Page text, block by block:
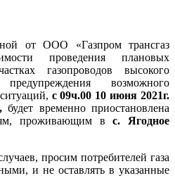
от ООО «Газпром трансгаз
проведения плановых
газопроводов высокого
возможного
с 09ч.00 10 июня 2021г.
будет временно приостановлена
проживающим вс. Ягодное
просим потребителей газа
и не оставлять в указанные